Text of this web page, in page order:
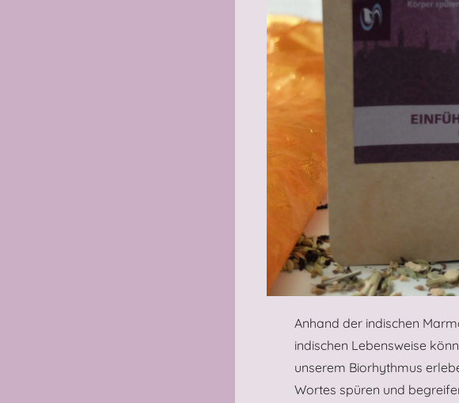
Anhand der indischen
indischen Lebensweise
unserem Biorhythmus
Wortes spüren und